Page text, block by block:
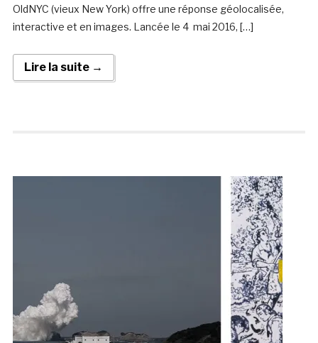
OldNYC (vieux New York) offre une réponse géolocalisée,
interactive et en images. Lancée le 4 mai 2016, […]
Lire la suite →